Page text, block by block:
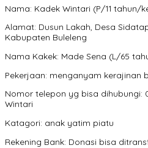
Nama: Kadek Wintari (P/11 tahun/
Alamat: Dusun Lakah, Desa
Kabupaten Buleleng
Nama Kakek: Made Sena (L/65
Pekerjaan: menganyam kerajinan
Nomor telepon yg bisa dihubungi:
Wintari
Katagori: anak yatim piatu
Rekening Bank: Donasi bisa